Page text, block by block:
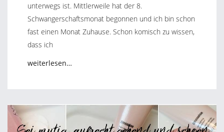
unterwegs ist. Mittlerweile hat der 8.
Schwangerschaftsmonat begonnen und ich bin schon
fast einen Monat Zuhause. Schon komisch zu wissen,
dass ich
weiterlesen…